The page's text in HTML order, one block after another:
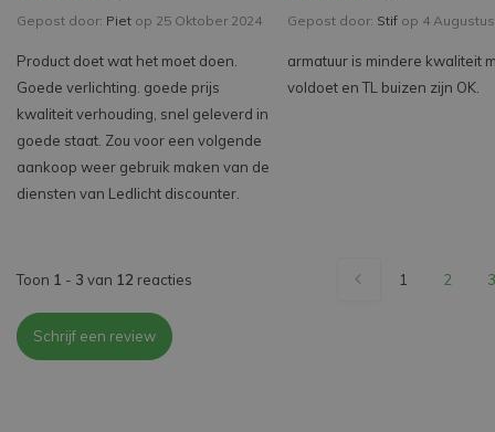
Gepost door: Piet op 25 Oktober 2024
Product doet wat het moet doen.
Goede verlichting. goede prijs
kwaliteit verhouding, snel geleverd in
goede staat. Zou voor een volgende
aankoop weer gebruik maken van de
diensten van Ledlicht discounter.
Gepost door: Stif op 4
armatuur is mindere kwaliteit
voldoet en TL buizen zijn OK.
Toon 1 - 3 van 12 reacties 1 2 3
Schrijf een review